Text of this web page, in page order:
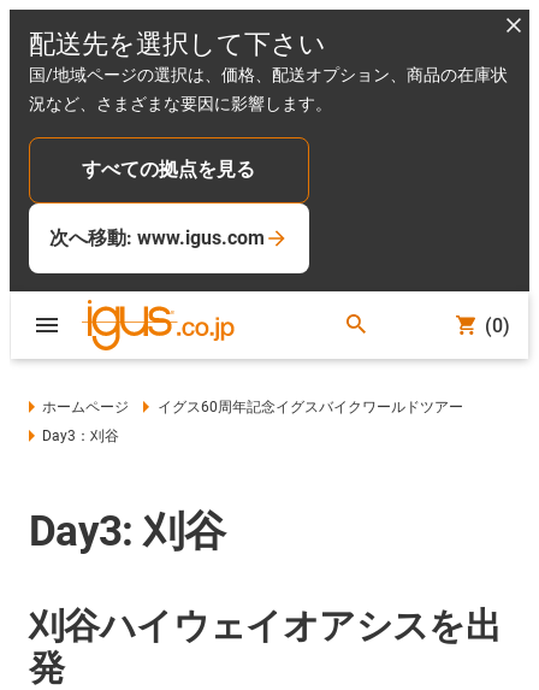
配送先を選択して下さい
国/地域ページの選択は、価格、配送オプション、商品の在庫状
況など、さまざまな要因に影響します。
すべての拠点を見る
次へ移動: www.igus.com
(0)
ホームページ
イグス60周年記念イグスバイクワールドツアー
Day3：刈谷
Day3: 刈谷
刈谷ハイウェイオアシスを出
発